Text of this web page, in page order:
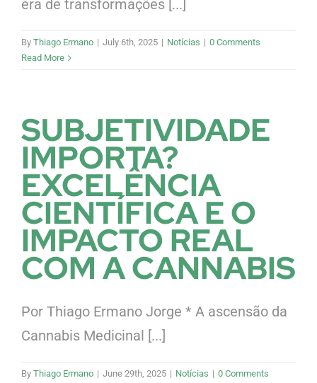
era de transformações [...]
By Thiago Ermano | July 6th, 2025 | Notícias | 0 Comments
Read More
SUBJETIVIDADE
IMPORTA?
EXCELÊNCIA
CIENTÍFICA E O
IMPACTO REAL
COM A CANNABIS
Por Thiago Ermano Jorge * A ascensão da
Cannabis Medicinal [...]
By Thiago Ermano | June 29th, 2025 | Notícias | 0 Comments